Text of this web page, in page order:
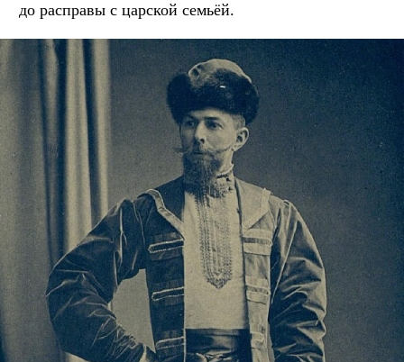
до расправы с царской семьёй.